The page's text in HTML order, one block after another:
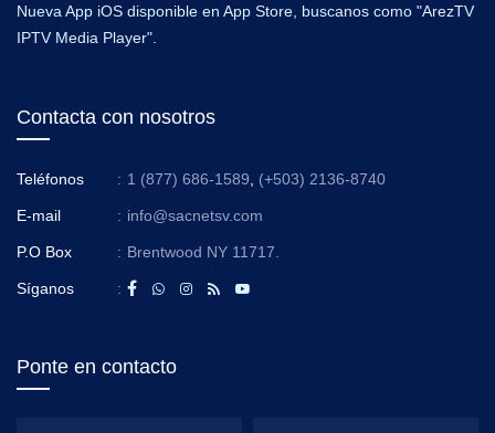
Nueva App iOS disponible en App Store, buscanos como "ArezTV
IPTV Media Player".
Contacta con nosotros
Teléfonos : 1 (877) 686-1589 (+503) 2136-8740
E-mail : info@sacnetsv.com
P.O Box : Brentwood NY 11717.
Síganos :
Ponte en contacto